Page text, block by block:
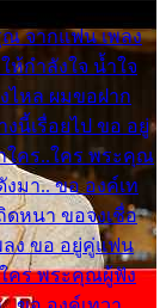
จากแฟน เพลง
ห้กำลังใจ น้ำใจ
ไหล ผมขอฝาก
งนี้เรื่อยไป ขอ อยู่
ใคร..ใคร พระคุณ
มา.. ขอ องค์เท
หนา ขอจงเชื่อ
ลง ขอ อยู่คู่แฟน
ใคร พระคุณผู้ฟัง